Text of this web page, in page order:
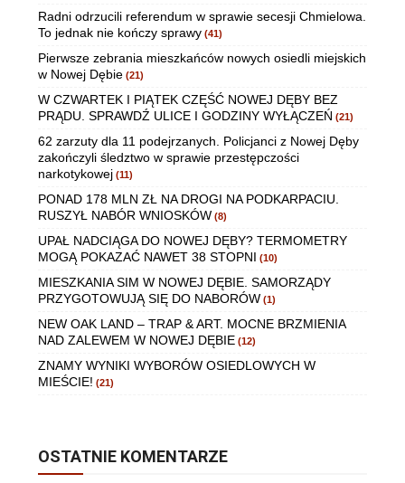
Radni odrzucili referendum w sprawie secesji Chmielowa.
To jednak nie kończy sprawy (41)
Pierwsze zebrania mieszkańców nowych osiedli miejskich
w Nowej Dębie (21)
W CZWARTEK I PIĄTEK CZĘŚĆ NOWEJ DĘBY BEZ
PRĄDU. SPRAWDŹ ULICE I GODZINY WYŁĄCZEŃ (21)
62 zarzuty dla 11 podejrzanych. Policjanci z Nowej Dęby
zakończyli śledztwo w sprawie przestępczości
narkotykowej (11)
PONAD 178 MLN ZŁ NA DROGI NA PODKARPACIU.
RUSZYŁ NABÓR WNIOSKÓW (8)
UPAŁ NADCIĄGA DO NOWEJ DĘBY? TERMOMETRY
MOGĄ POKAZAĆ NAWET 38 STOPNI (10)
MIESZKANIA SIM W NOWEJ DĘBIE. SAMORZĄDY
PRZYGOTOWUJĄ SIĘ DO NABORÓW (1)
NEW OAK LAND – TRAP & ART. MOCNE BRZMIENIA
NAD ZALEWEM W NOWEJ DĘBIE (12)
ZNAMY WYNIKI WYBORÓW OSIEDLOWYCH W
MIEŚCIE! (21)
OSTATNIE KOMENTARZE